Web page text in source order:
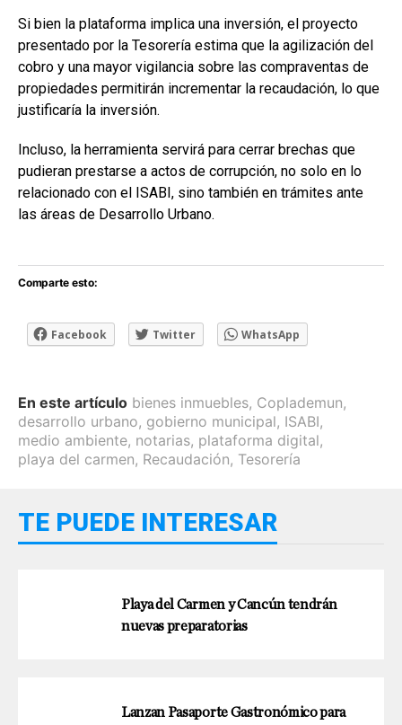
Si bien la plataforma implica una inversión, el proyecto
presentado por la Tesorería estima que la agilización del
cobro y una mayor vigilancia sobre las compraventas de
propiedades permitirán incrementar la recaudación, lo que
justificaría la inversión.
Incluso, la herramienta servirá para cerrar brechas que
pudieran prestarse a actos de corrupción, no solo en lo
relacionado con el ISABI, sino también en trámites ante
las áreas de Desarrollo Urbano.
Comparte esto:
Facebook Twitter WhatsApp
En este artículo bienes inmuebles, Coplademun,
desarrollo urbano, gobierno municipal, ISABI,
medio ambiente, notarias, plataforma digital,
playa del carmen, Recaudación, Tesorería
TE PUEDE INTERESAR
Playa del Carmen y Cancún tendrán
nuevas preparatorias
Lanzan Pasaporte Gastronómico para